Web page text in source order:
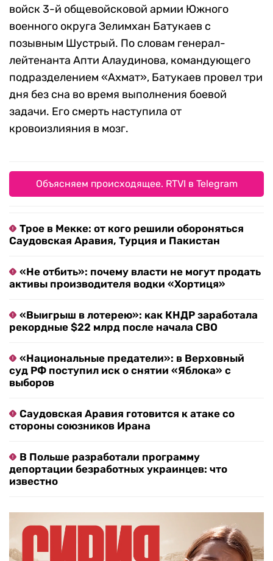
войск 3-й общевойсковой армии Южного
военного округа Зелимхан Батукаев с
позывным Шустрый. По словам генерал-
лейтенанта Апти Алаудинова, командующего
подразделением «Ахмат», Батукаев провел три
дня без сна во время выполнения боевой
задачи. Его смерть наступила от
кровоизлияния в мозг.
Объясняем происходящее. RTVI в Telegram
Трое в Мекке: от кого решили обороняться
Саудовская Аравия, Турция и Пакистан
«Не отбить»: почему власти не могут продать
активы производителя водки «Хортиця»
«Выигрыш в лотерею»: как КНДР заработала
рекордные $22 млрд после начала СВО
«Национальные предатели»: в Верховный
суд РФ поступил иск о снятии «Яблока» с
выборов
Саудовская Аравия готовится к атаке со
стороны союзников Ирана
В Польше разработали программу
депортации безработных украинцев: что
известно